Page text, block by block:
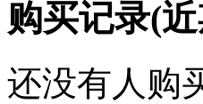
购买记录(
还没有人购